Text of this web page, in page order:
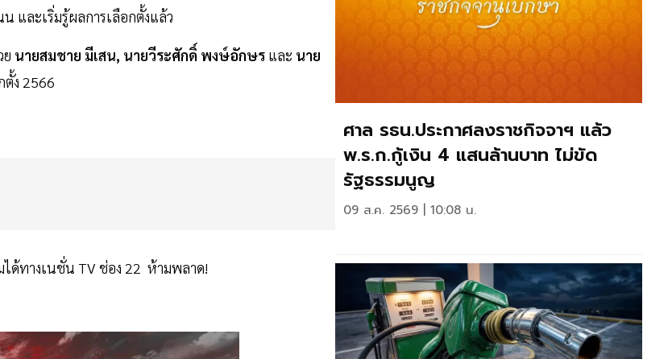
และเริ่มรู้ผลการเลือกตั้งแล้ว
นายสมชาย มีเสน, นายวีระศักดิ์ พงษ์อักษร และ นาย
ตั้ง 2566
มได้ทางเนชั่น TV ช่อง 22 ห้ามพลาด!
ศาล รธน.ประกาศลงราชกิจจาฯ แล้ว
พ.ร.ก.กู้เงิน 4 แสนล้านบาท ไม่ขัด
รัฐธรรมนูญ
09 ส.ค. 2569 | 10:08 น.